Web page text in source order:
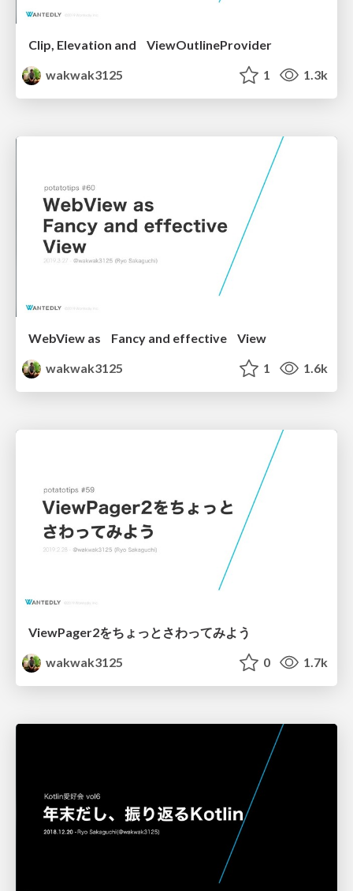
Clip, Elevation and ViewOutlineProvider
wakwak3125
1 1.3k
WebView as Fancy and effective View
wakwak3125
1 1.6k
ViewPager2をちょっとさわってみよう
wakwak3125
0 1.7k